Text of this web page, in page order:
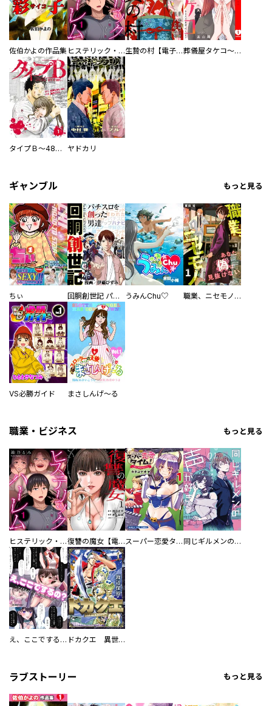
佐伯かよの作品集 ヒステリック・ハーレム～搾られる男と堕ちる女～【電子単行本版】 生贄の村【電子単行本版】 葬儀屋タケコ～あなたの最期、叶えます【電子単行本版】
タイプＢ～48時間後、致死率100％～【単話】 ヤドカリ
ギャンブル もっと見る
ちぃ 回胴創世記 パチスロを創った男達 うみんChu♡ 職業、ニセモノ～あなたに偽は見抜けない【電子単行本版】
VS必勝ガイド まさしんげ～る
職業・ビジネス もっと見る
ヒステリック・ハーレム～搾られる男と堕ちる女～【電子単行本版】 復讐の魔女【電子単行本版】 スーパー恋愛タイム！～現場でドＳな彼女は自宅でデレる～ 同じギルメンの声が好き
え、ここでするの？ アイドルのファンが知らない日常 ドカクエ 異世界ドカコッククエスト
ラブストーリー もっと見る